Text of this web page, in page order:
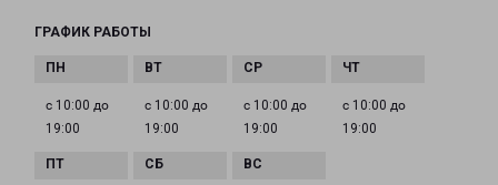
ГРАФИК РАБОТЫ
с 10:00 до
19:00
с 10:00 до
19:00
с 10:00 до
19:00
с 10:00 до
19:00